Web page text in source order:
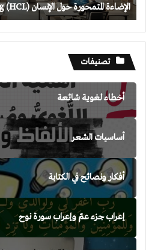
الإضاءة المتمحورة حول الإنسان (HCL) Human Centric Lighting
تصنيفات
أخطاء لغوية شائعة
أساسيات الشعر
أفكار ونصائح في الكتابة
إعراب جزء عمّ وإعراب سورة نوح